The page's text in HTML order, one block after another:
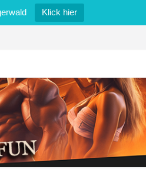
Klick hier